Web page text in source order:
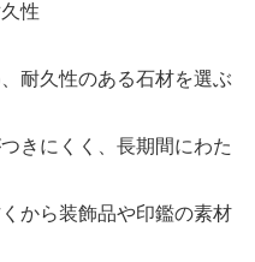
性
耐久性のある石材を選ぶ
きにくく、長期間にわた
から装飾品や印鑑の素材